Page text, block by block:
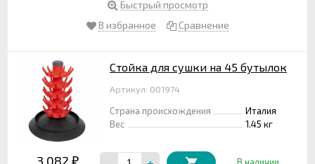
Быстрый просмотр
В избранное
Сравнение
Стойка для сушки на 45 бутылок
Артикул: 001974
Страна происхождения
Италия
Вес
1.45 кг
3 082 ₽